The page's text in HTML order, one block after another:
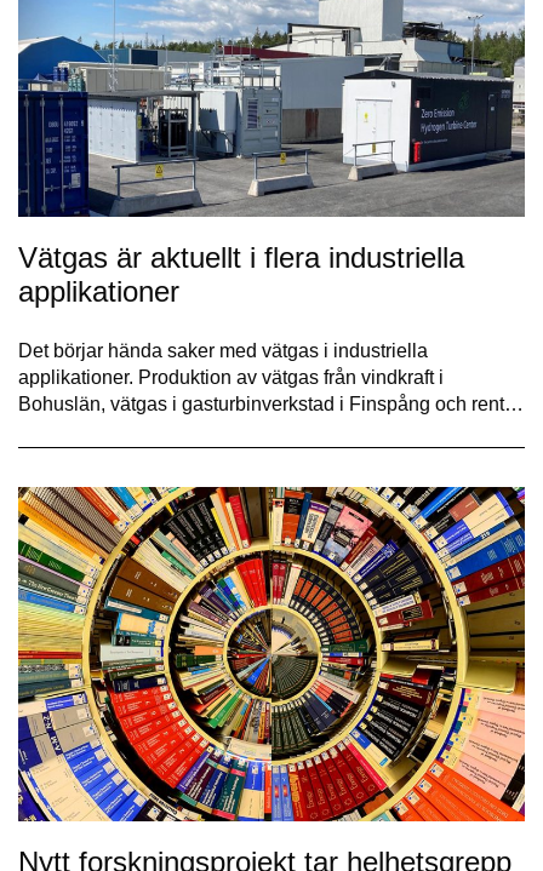
Vätgas är aktuellt i flera industriella
applikationer
Det börjar hända saker med vätgas i industriella
applikationer. Produktion av vätgas från vindkraft i
Bohuslän, vätgas i gasturbinverkstad i Finspång och rent…
Nytt forskningsprojekt tar helhetsgrepp